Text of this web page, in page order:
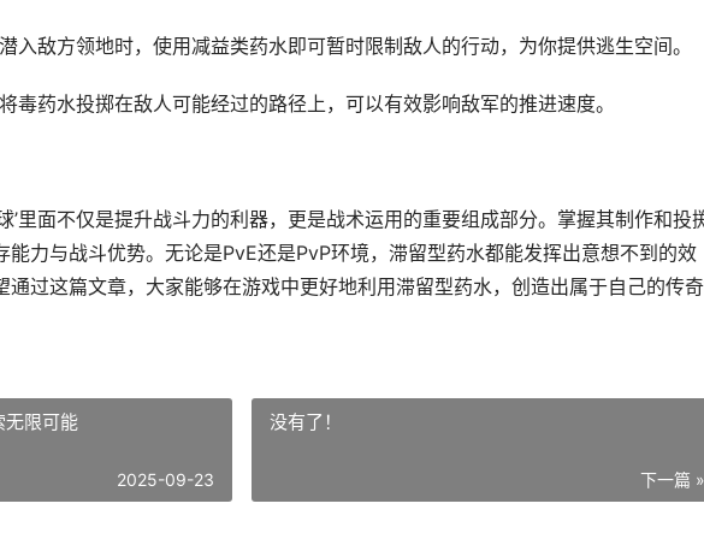
入敌方领地时，使用减益类药水即可暂时限制敌人的行动，为你提供逃生空间。
毒药水投掷在敌人可能经过的路径上，可以有效影响敌军的推进速度。
’里面不仅是提升战斗力的利器，更是战术运用的重要组成部分。掌握其制作和投
能力与战斗优势。无论是PvE还是PvP环境，滞留型药水都能发挥出意想不到的效
通过这篇文章，大家能够在游戏中更好地利用滞留型药水，创造出属于自己的传
无限可能
2025-09-23
没有了！
下一篇 »